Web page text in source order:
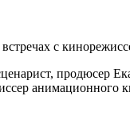
с
продюсер
анимационного